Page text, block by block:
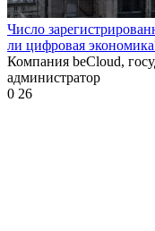
Число
ли цифровая
Компания beCloud,
администратор
0 26